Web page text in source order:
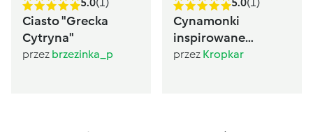
Ciasto "Grecka
Cytryna"
przez brzezinka_p
Cynamonki
inspirowane
Sugarlady
przez Kropkar